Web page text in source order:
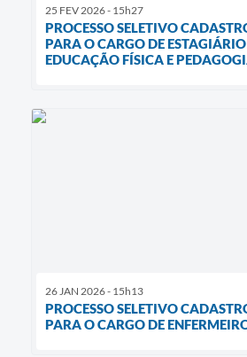
25 FEV 2026 - 15h27
PROCESSO SELETIVO
PARA O CARGO DE
EDUCAÇÃO FÍSICA E
26 JAN 2026 - 15h13
PROCESSO SELETIVO
PARA O CARGO DE